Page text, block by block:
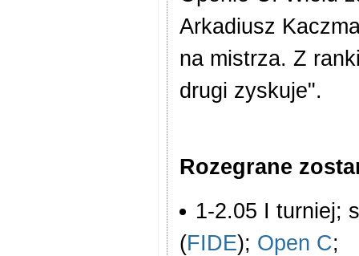
Arkadiusz
na mistrza. Z
drugi zyskuje".
Rozegrane
1-2.05 I turniej;
(FIDE); Open C;